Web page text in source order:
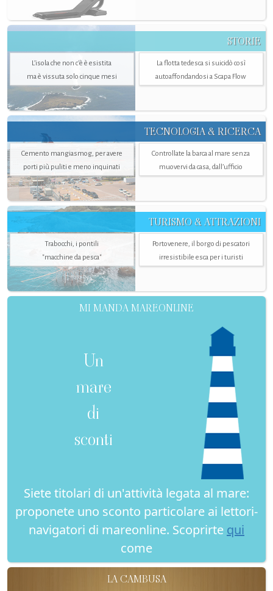
STORIE
L’isola che non c'è è esistita
ma è vissuta solo cinque mesi
La flotta tedesca si suicidò così
autoaffondandosi a Scapa Flow
TECNOLOGIA & RICERCA
Cemento mangiasmog, per avere
porti più puliti e meno inquinati
Controllate la barca al mare senza
muovervi da casa, dall’ufficio
TURISMO & ATTRAZIONI
Trabocchi, i pontili
"macchine da pesca"
Portovenere, il borgo di pescatori
irresistibile esca per i turisti
MI MANDA MAREONLINE
Un
mare
di
sconti
Siete titolari di un'attività legata al mare:
proponete uno sconto particolare ai lettori-
navigatori di mareonline. Scoprirte qui
come
LA CAMBUSA